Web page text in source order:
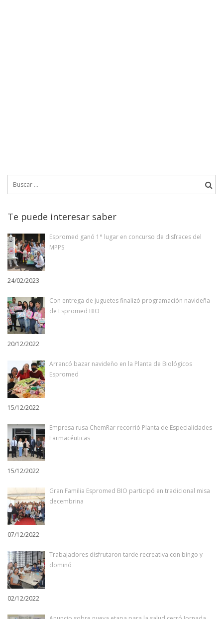
Te puede interesar saber
Espromed ganó 1° lugar en concurso de disfraces del
MPPS
24/02/2023
Con entrega de juguetes finalizó programación navideña
de Espromed BIO
20/12/2022
Arrancó bazar navideño en la Planta de Biológicos
Espromed
15/12/2022
Empresa rusa ChemRar recorrió Planta de Especialidades
Farmacéuticas
15/12/2022
Gran Familia Espromed BIO participó en tradicional misa
decembrina
07/12/2022
Trabajadores disfrutaron tarde recreativa con bingo y
dominó
02/12/2022